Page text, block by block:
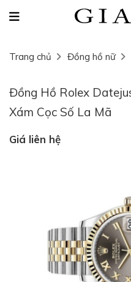
Trang chủ Đồng hồ nữ
Đồng Hồ Rolex
Xám Cọc Số La Mã
Giá liên hệ